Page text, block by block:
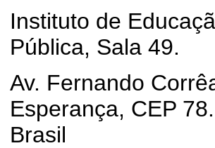
Instituto de
Pública, Sala 49.
Av. Fernando
Esperança, CEP
Brasil